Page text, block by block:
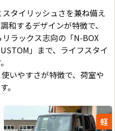
タイリッシュさを兼ね備え
和するデザインが特徴で、
ラックス志向の「N-BOX
」まで、ライフスタイ
いやすさが特徴で、荷室や
。
軽